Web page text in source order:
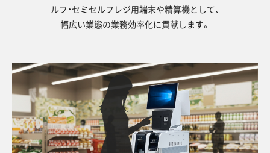
ルフ・セミセルフレジ用端末や精算機として、
幅広い業態の業務効率化に貢献します。